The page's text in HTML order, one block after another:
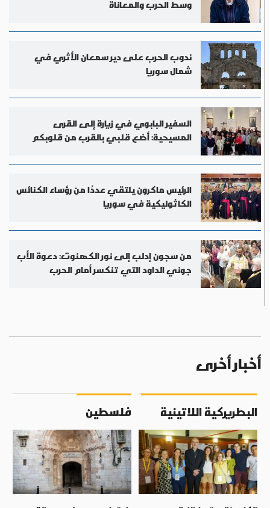
وسط الحرب والمعاناة
ندوب الحرب على دير سمعان الأثري في
شمال سوريا
السفير البابوي في زيارة إلى القرى
المسيحية: أضع قلبي بالقرب من قلوبكم
الرئيس ماكرون يلتقي عددًا من رؤساء الكنائس
الكاثوليكية في سوريا
من سجون إدلب إلى نور الكهنوت: دعوة الأب
جوني الداود التي تنكسر أمام الحرب
أخبار أخرى
البطريركية اللاتينية فلسطين